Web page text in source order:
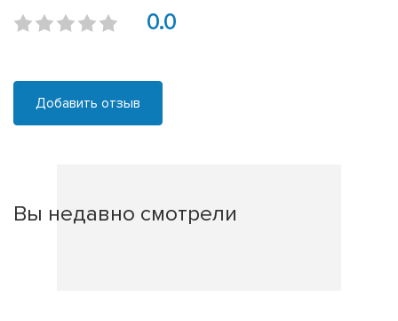
0.0
Добавить отзыв
Вы недавно смотрели